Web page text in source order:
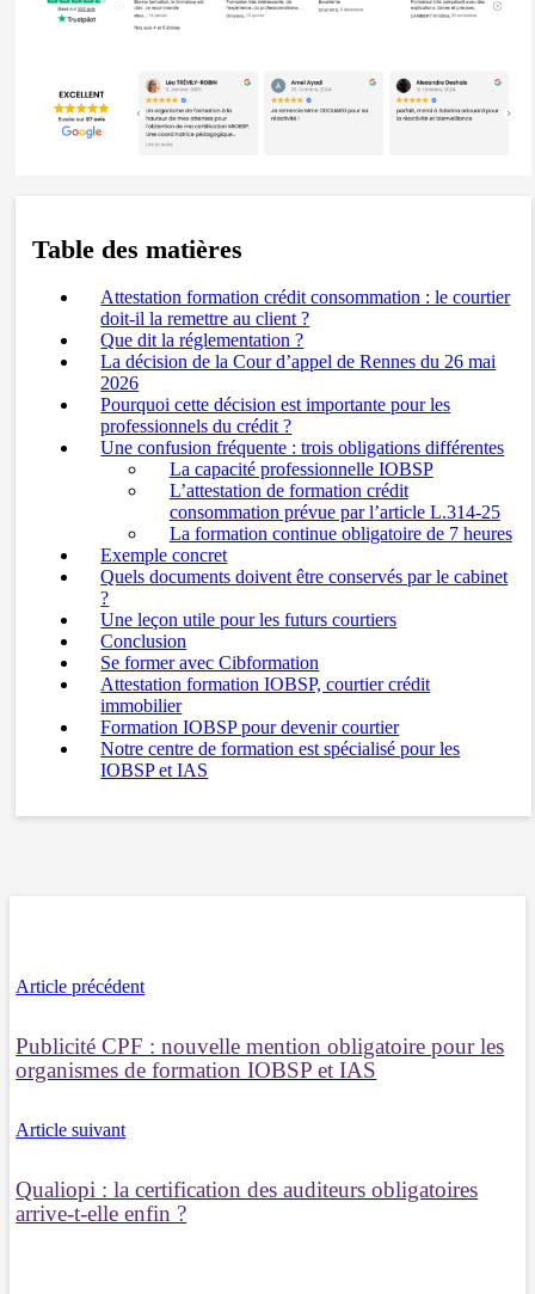
Table des matières
Attestation formation crédit consommation : le courtier
doit-il la remettre au client ?
Que dit la réglementation ?
La décision de la Cour d’appel de Rennes du 26 mai
2026
Pourquoi cette décision est importante pour les
professionnels du crédit ?
Une confusion fréquente : trois obligations différentes
La capacité professionnelle IOBSP
L’attestation de formation crédit
consommation prévue par l’article L.314-25
La formation continue obligatoire de 7 heures
Exemple concret
Quels documents doivent être conservés par le cabinet
?
Une leçon utile pour les futurs courtiers
Conclusion
Se former avec Cibformation
Attestation formation IOBSP, courtier crédit
immobilier
Formation IOBSP pour devenir courtier
Notre centre de formation est spécialisé pour les
IOBSP et IAS
Article précédent
Publicité CPF : nouvelle mention obligatoire pour les
organismes de formation IOBSP et IAS
Article suivant
Qualiopi : la certification des auditeurs obligatoires
arrive-t-elle enfin ?